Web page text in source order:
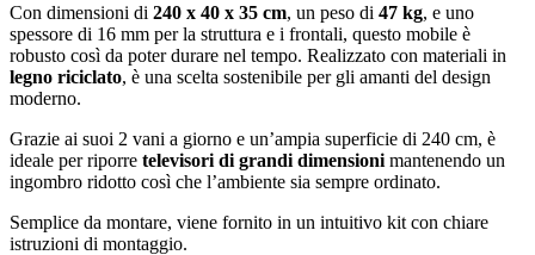
Con dimensioni di 240 x 40 x 35 cm, un peso di 47 kg, e uno
spessore di 16 mm per la struttura e i frontali, questo mobile è
robusto così da poter durare nel tempo. Realizzato con materiali in
legno riciclato, è una scelta sostenibile per gli amanti del design
moderno.
Grazie ai suoi 2 vani a giorno e un’ampia superficie di 240 cm, è
ideale per riporre televisori di grandi dimensioni mantenendo un
ingombro ridotto così che l’ambiente sia sempre ordinato.
Semplice da montare, viene fornito in un intuitivo kit con chiare
istruzioni di montaggio.